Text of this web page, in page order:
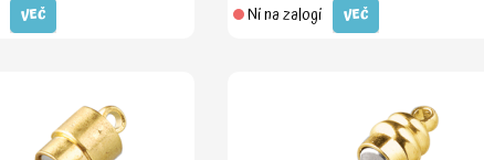
VEČ Ni na zalogi VEČ